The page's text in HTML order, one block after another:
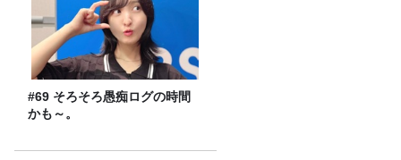
#69 そろそろ愚痴ログの時間
かも～。